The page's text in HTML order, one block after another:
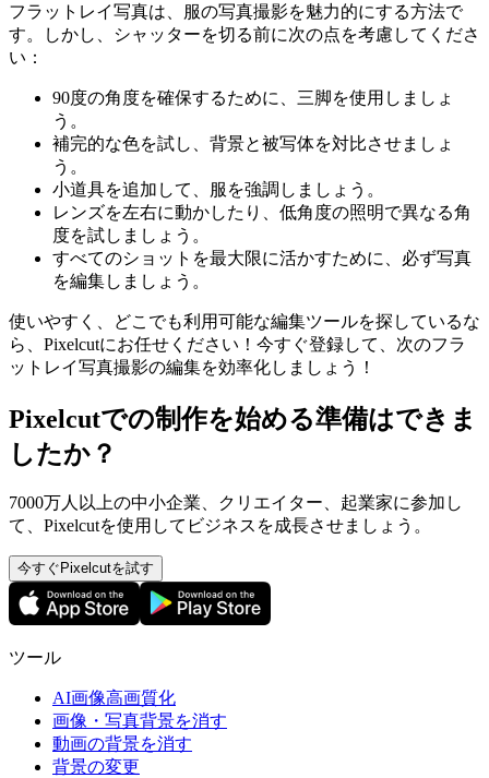
フラットレイ写真は、服の写真撮影を魅力的にする方法で
す。しかし、シャッターを切る前に次の点を考慮してくださ
い：
90度の角度を確保するために、三脚を使用しましょ
う。
補完的な色を試し、背景と被写体を対比させましょ
う。
小道具を追加して、服を強調しましょう。
レンズを左右に動かしたり、低角度の照明で異なる角
度を試しましょう。
すべてのショットを最大限に活かすために、必ず写真
を編集しましょう。
使いやすく、どこでも利用可能な編集ツールを探しているな
ら、Pixelcutにお任せください！今すぐ登録して、次のフラ
ットレイ写真撮影の編集を効率化しましょう！
Pixelcutでの制作を始める準備はできま
したか？
7000万人以上の中小企業、クリエイター、起業家に参加し
て、Pixelcutを使用してビジネスを成長させましょう。
今すぐPixelcutを試す
ツール
AI画像高画質化
画像・写真背景を消す
動画の背景を消す
背景の変更